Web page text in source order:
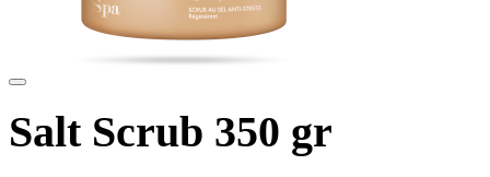
Salt Scrub 350 gr